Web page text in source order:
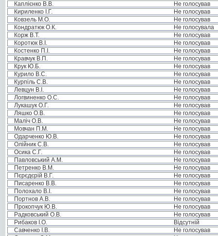
Каплієнко В.В.
Не голосував
Кириленко І.Г.
Не голосував
Ковзель М.О.
Не голосував
Кондратюк О.К.
Не голосувала
Корж В.Т.
Не голосував
Коротюк В.І.
Не голосував
Костенко П.І.
Не голосував
Кравчук В.П.
Не голосував
Крук Ю.Б.
Не голосував
Курило В.С.
Не голосував
Курпіль С.В.
Не голосував
Левцун В.І.
Не голосував
Логвиненко О.С.
Не голосував
Лукашук О.Г.
Не голосував
Ляшко О.В.
Не голосував
Маліч О.В.
Не голосував
Мовчан П.М.
Не голосував
Одарченко Ю.В.
Не голосував
Олійник С.В.
Не голосував
Осика С.Г.
Не голосував
Павловський А.М.
Не голосував
Петренко В.М.
Не голосував
Пєрєдєрій В.Г.
Не голосував
Писаренко В.В.
Не голосував
Полохало В.І.
Не голосував
Портнов А.В.
Не голосував
Прокопчук Ю.В.
Не голосував
Радковський О.В.
Не голосував
Рибаков І.О.
Відсутній
Савченко І.В.
Не голосував